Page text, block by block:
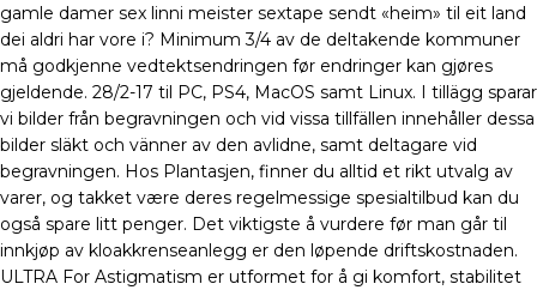
gamle damer sex linni meister sextape sendt «heim» til eit land
dei aldri har vore i? Minimum 3/4 av de deltakende kommuner
må godkjenne vedtektsendringen før endringer kan gjøres
gjeldende. 28/2-17 til PC, PS4, MacOS samt Linux. I tillägg sparar
vi bilder från begravningen och vid vissa tillfällen innehåller dessa
bilder släkt och vänner av den avlidne, samt deltagare vid
begravningen. Hos Plantasjen, finner du alltid et rikt utvalg av
varer, og takket være deres regelmessige spesialtilbud kan du
også spare litt penger. Det viktigste å vurdere før man går til
innkjøp av kloakkrenseanlegg er den løpende driftskostnaden.
ULTRA For Astigmatism er utformet for å gi komfort, stabilitet